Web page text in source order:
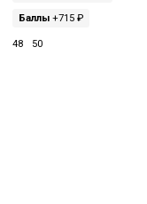
Баллы +715 ₽
48 50